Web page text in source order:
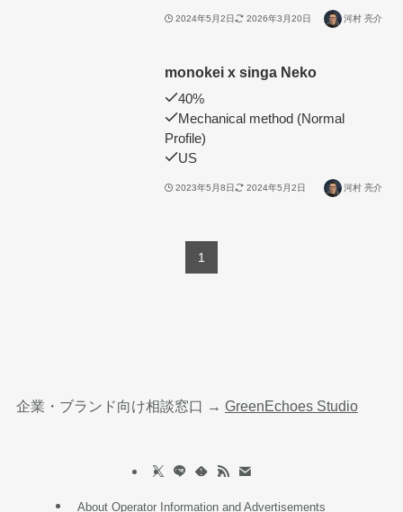
2024年5月2日 2026年3月20日 河村 亮介
monokei x singa Neko
40%
Mechanical method (Normal
Profile)
US
2023年5月8日 2024年5月2日 河村 亮介
1
企業・ブランド向け相談窓口 → GreenEchoes Studio
About Operator Information and Advertisements